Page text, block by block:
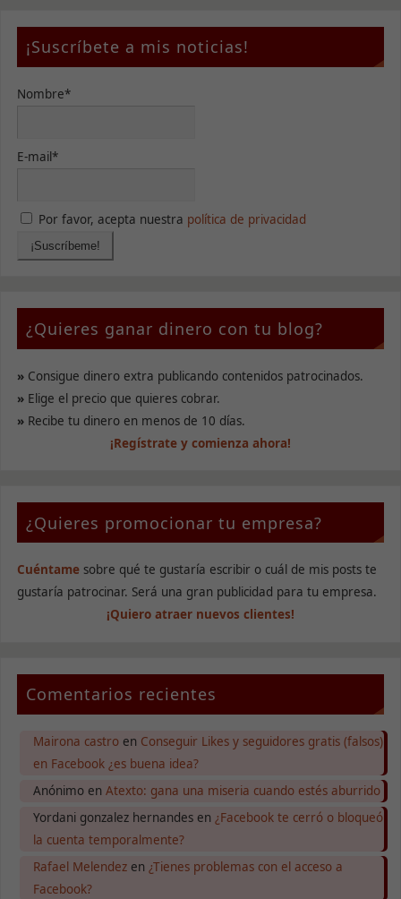
¡Suscríbete a mis noticias!
Nombre*
E-mail*
Por favor, acepta nuestra política de privacidad
¿Quieres ganar dinero con tu blog?
»Consigue dinero extra publicando contenidos patrocinados.
»Elige el precio que quieres cobrar.
»Recibe tu dinero en menos de 10 días.
¡Regístrate y comienza ahora!
¿Quieres promocionar tu empresa?
Cuéntamesobre qué te gustaría escribir o cuál de mis posts te
gustaría patrocinar. Será una gran publicidad para tu empresa.
¡Quiero atraer nuevos clientes!
Comentarios recientes
Mairona castroen Conseguir Likes y seguidores gratis (falsos)
en Facebook ¿es buena idea?
Anónimoen Atexto: gana una miseria cuando estés aburrido
Yordani gonzalez hernandesen ¿Facebook te cerró o bloqueó
la cuenta temporalmente?
Rafael Melendezen ¿Tienes problemas con el acceso a
Facebook?